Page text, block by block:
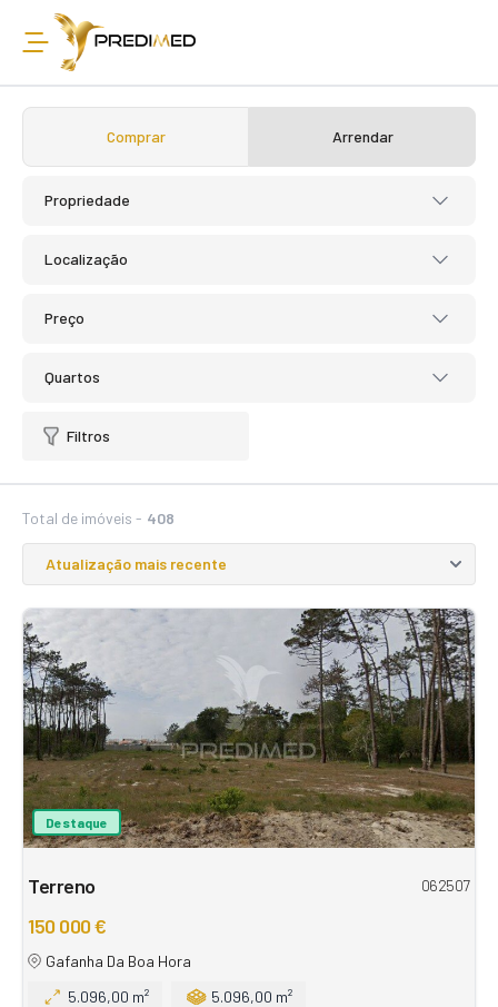
Comprar Arrendar
Propriedade
Localização
Preço
Quartos
Filtros
Total de imóveis - 408
Destaque
Terreno 062507
150 000 €
Gafanha Da Boa Hora
5.096,00 m²
5.096,00 m²